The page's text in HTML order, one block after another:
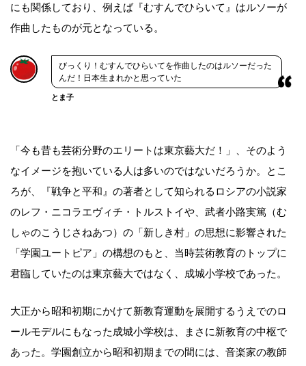
にも関係しており、例えば『むすんでひらいて』はルソーが
作曲したものが元となっている。
びっくり！むすんでひらいてを作曲したのはルソーだった
んだ！日本生まれかと思っていた
とま子
「今も昔も芸術分野のエリートは東京藝大だ！」、そのよう
なイメージを抱いている人は多いのではないだろうか。とこ
ろが、『戦争と平和』の著者として知られるロシアの小説家
のレフ・ニコラエヴィチ・トルストイや、武者小路実篤（む
しゃのこうじさねあつ）の「新しき村」の思想に影響された
「学園ユートピア」の構想のもと、当時芸術教育のトップに
君臨していたのは東京藝大ではなく、成城小学校であった。
大正から昭和初期にかけて新教育運動を展開するうえでのロ
ールモデルにもなった成城小学校は、まさに新教育の中枢で
あった。学園創立から昭和初期までの間には、音楽家の教師